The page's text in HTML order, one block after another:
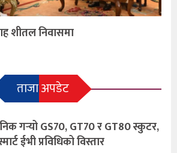
शीतल निवासमा
ताजा अपडेट
गर्‍यो GS70, GT70 र GT80 स्कुटर,
ईभी प्रविधिको विस्तार